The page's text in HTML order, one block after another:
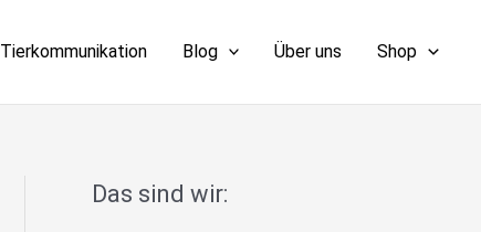
Tierkommunikation Blog Über uns Shop
Das sind wir: